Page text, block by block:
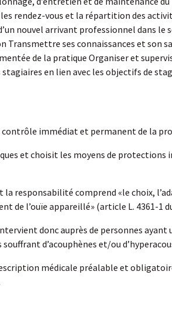
rendez-vous et la répartition des
nouvel arrivant professionnel dans
ses connaissances et son
de la pratique Organiser et
en lien avec les objectifs de
immédiat et permanent de la
et choisit les moyens de
responsabilité comprend «le choix,
de l’ouïe appareillé» (article L. 4361-1
donc auprès de personnes
d’acouphènes et/ou
médicale préalable et